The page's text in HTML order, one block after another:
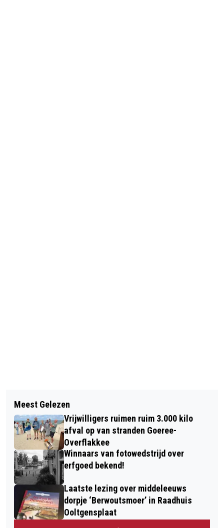
NIEUWE WANDELROUTE LAAT
BEZOEKERS HET HARINGVLIET
ONTDEKKEN
HCGO VERWELKOMT NIEUW
DAMESTEAM EN GROEIT VERDER
Meest Gelezen
Vrijwilligers ruimen ruim 3.000 kilo
afval op van stranden Goeree-
Overflakkee
Winnaars van fotowedstrijd over
erfgoed bekend!
Laatste lezing over middeleeuws
dorpje ‘Berwoutsmoer’ in Raadhuis
Ooltgensplaat